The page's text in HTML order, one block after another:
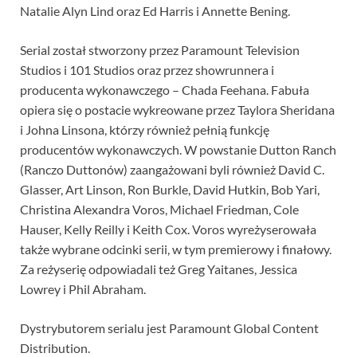
Natalie Alyn Lind oraz Ed Harris i Annette Bening.
Serial został stworzony przez Paramount Television
Studios i 101 Studios oraz przez showrunnera i
producenta wykonawczego – Chada Feehana. Fabuła
opiera się o postacie wykreowane przez Taylora Sheridana
i Johna Linsona, którzy również pełnią funkcję
producentów wykonawczych. W powstanie Dutton Ranch
(Ranczo Duttonów) zaangażowani byli również David C.
Glasser, Art Linson, Ron Burkle, David Hutkin, Bob Yari,
Christina Alexandra Voros, Michael Friedman, Cole
Hauser, Kelly Reilly i Keith Cox. Voros wyreżyserowała
także wybrane odcinki serii, w tym premierowy i finałowy.
Za reżyserię odpowiadali też Greg Yaitanes, Jessica
Lowrey i Phil Abraham.
Dystrybutorem serialu jest Paramount Global Content
Distribution.